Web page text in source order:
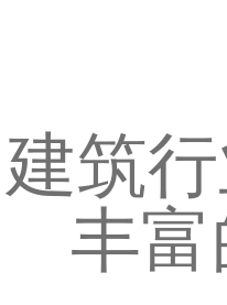
建筑
丰